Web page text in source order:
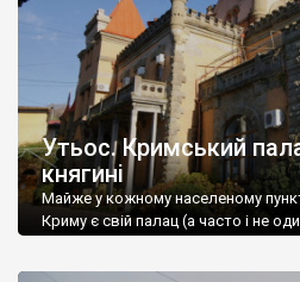
Утьос. Кримський
княгині
Майже у кожному населеному
Криму є свій палац (а часто і не